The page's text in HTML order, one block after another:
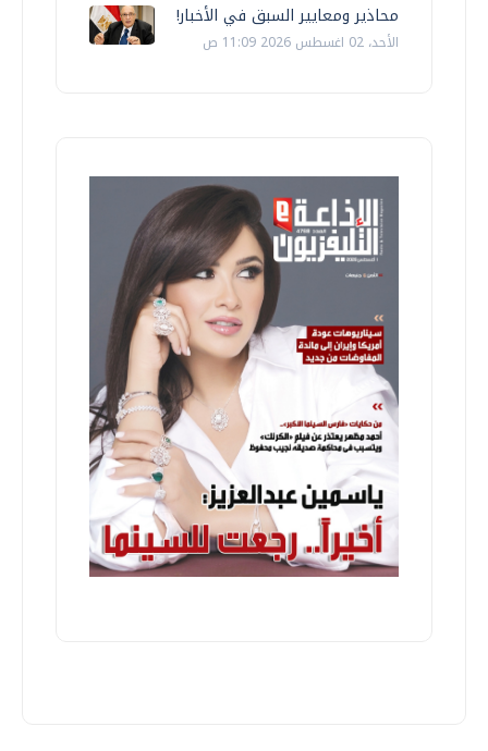
محاذير ومعايير السبق في الأخبار!
الأحد، 02 اغسطس 2026 11:09 ص